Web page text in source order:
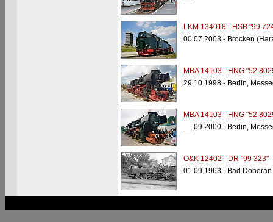
LKM 134018 - HSB "99
00.07.2003 - Brocken
MBA 14103 - HNG "52
29.10.1998 - Berlin,
MBA 14103 - HNG "52
__.09.2000 - Berlin,
O&K 12402 - DR "99 323"
01.09.1963 - Bad Doberan